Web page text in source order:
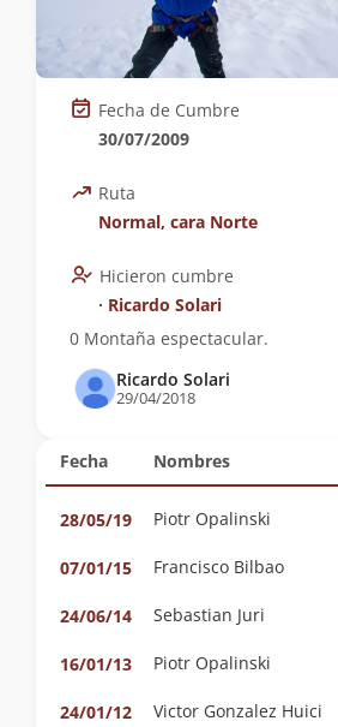
Fecha Nombres
28/05/19 Piotr Opalinski
07/01/15 Francisco Bilbao
24/06/14 Sebastian Juri
16/01/13 Piotr Opalinski
24/01/12 Victor Gonzalez Huici
Fecha de Cumbre
30/07/2009
Ruta
Normal, cara Norte
Hicieron cumbre
∙ Ricardo Solari
0 Montaña espectacular.
Ricardo Solari
29/04/2018